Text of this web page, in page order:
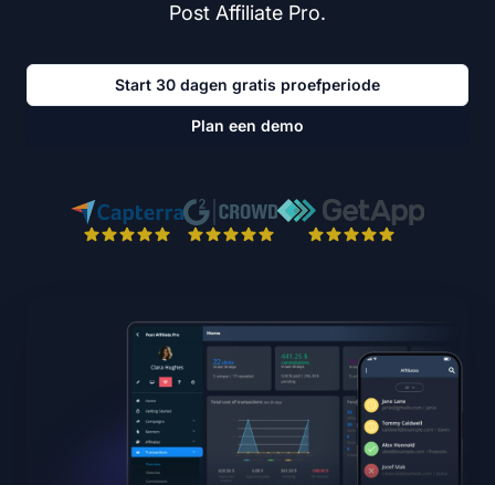
Post Affiliate Pro.
Start 30 dagen gratis proefperiode
Plan een demo